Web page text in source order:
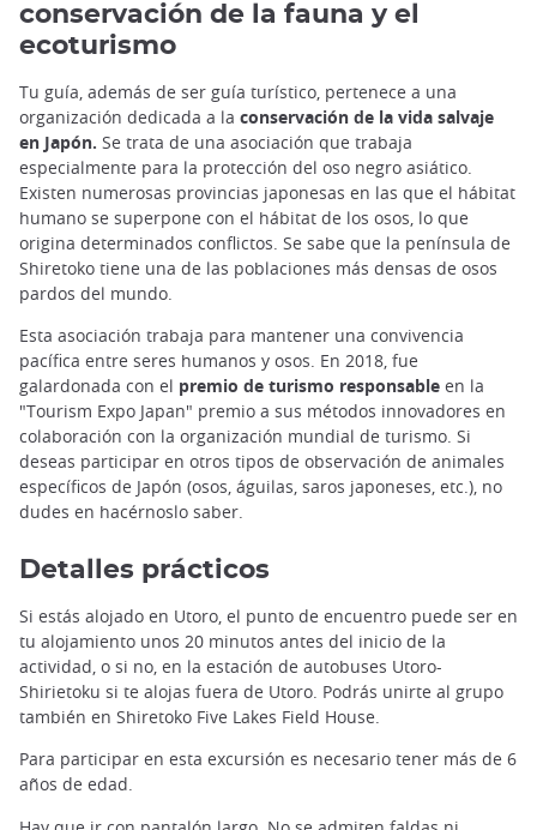
conservación de la fauna y el
ecoturismo
Tu guía, además de ser guía turístico, pertenece a una
organización dedicada a la conservación de la vida salvaje
en Japón. Se trata de una asociación que trabaja
especialmente para la protección del oso negro asiático.
Existen numerosas provincias japonesas en las que el hábitat
humano se superpone con el hábitat de los osos, lo que
origina determinados conflictos. Se sabe que la península de
Shiretoko tiene una de las poblaciones más densas de osos
pardos del mundo.
Esta asociación trabaja para mantener una convivencia
pacífica entre seres humanos y osos. En 2018, fue
galardonada con el premio de turismo responsable en la
"Tourism Expo Japan" premio a sus métodos innovadores en
colaboración con la organización mundial de turismo. Si
deseas participar en otros tipos de observación de animales
específicos de Japón (osos, águilas, saros japoneses, etc.), no
dudes en hacérnoslo saber.
Detalles prácticos
Si estás alojado en Utoro, el punto de encuentro puede ser en
tu alojamiento unos 20 minutos antes del inicio de la
actividad, o si no, en la estación de autobuses Utoro-
Shirietoku si te alojas fuera de Utoro. Podrás unirte al grupo
también en Shiretoko Five Lakes Field House.
Para participar en esta excursión es necesario tener más de 6
años de edad.